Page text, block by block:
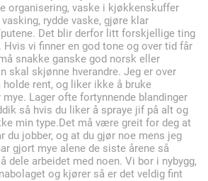
organisering, vaske i kjøkkenskuffer
rydde vaske, gjøre klar
Det blir derfor litt forskjellige ting
Hvis vi finner en god tone og over tid får
snakke ganske god norsk eller
skal skjønne hverandre. Jeg er over
rent, og liker ikke å bruke
Lager ofte fortynnende blandinger
så hvis du liker å spraye jif på alt og
min type.Det må være greit for deg at
du jobber, og at du gjør noe mens jeg
gjort mye alene de siste årene så
dele arbeidet med noen. Vi bor i nybygg,
og kjører så er det veldig fint